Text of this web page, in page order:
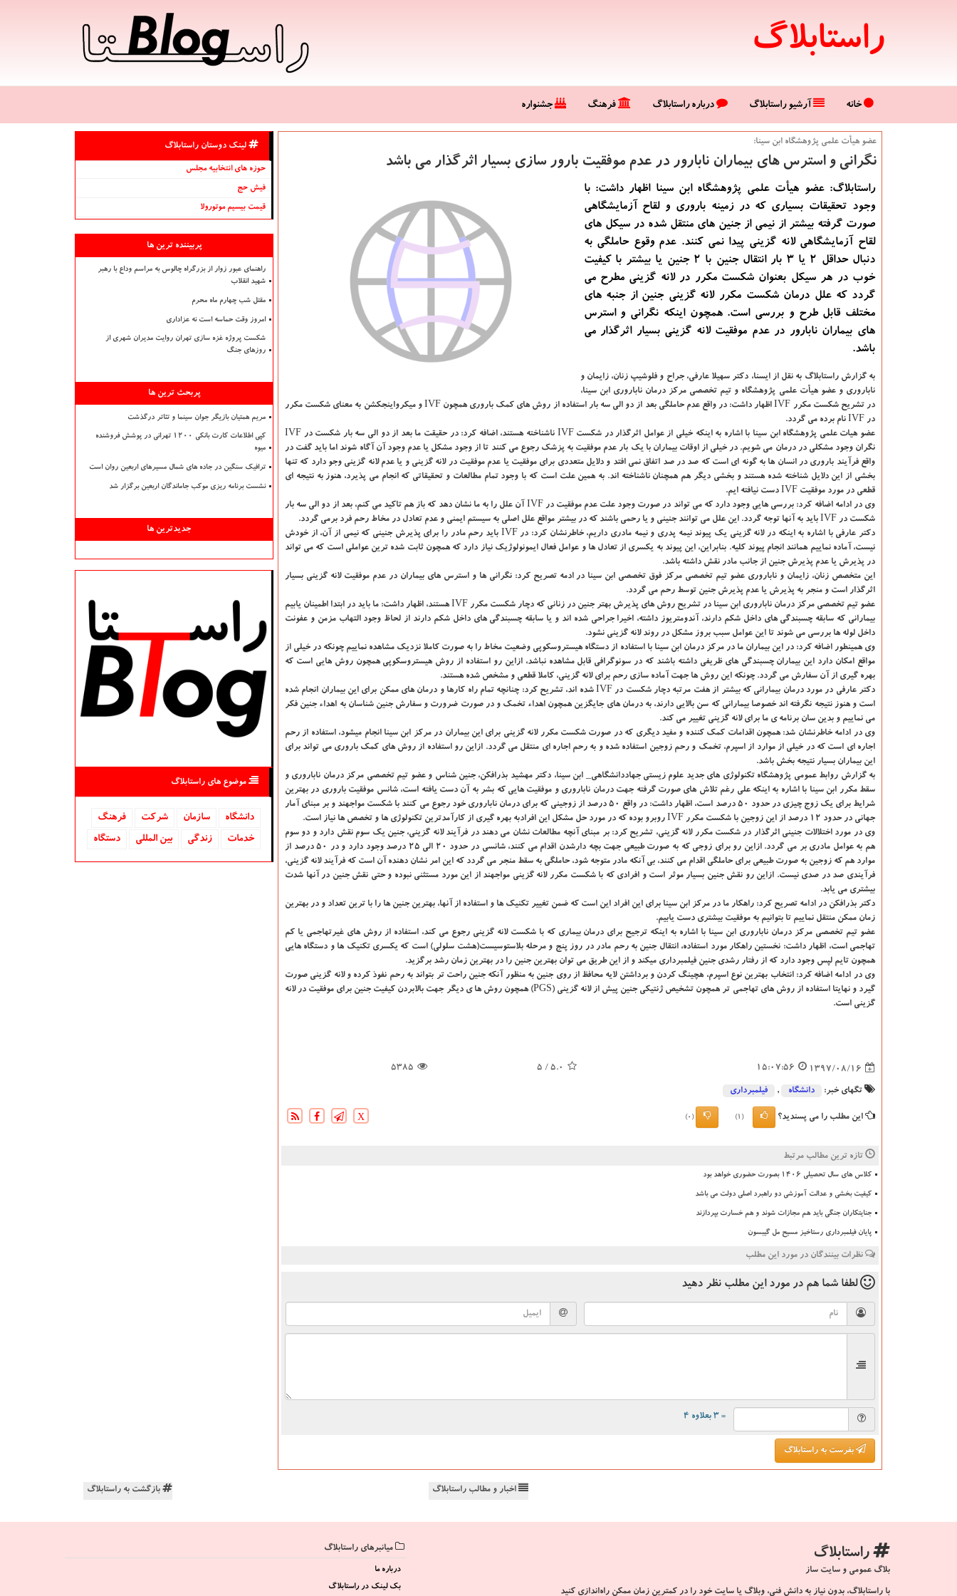
راستابلاگ
خانه آرشیو راستابلاگ درباره راستابلاگ فرهنگ جشنواره
عضو هیأت علمی پژوهشگاه ابن سینا:
نگرانی و استرس های بیماران نابارور در عدم موفقیت بارور سازی بسیار اثرگذار می باشد
راستابلاگ: عضو هیأت علمی پژوهشگاه ابن سینا اظهار داشت: با
وجود تحقیقات بسیاری كه در زمینه باروری و لقاح آزمایشگاهی
صورت گرفته بیشتر از نیمی از جنین های منتقل شده در سیكل های
لقاح آزمایشگاهی لانه گزینی پیدا نمی كنند. عدم وقوع حاملگی به
دنبال حداقل ۲ یا ۳ بار انتقال جنین با ۲ جنین یا بیشتر با كیفیت
خوب در هر سیكل بعنوان شكست مكرر در لانه گزینی مطرح می
گردد كه علل درمان شكست مكرر لانه گزینی جنین از جنبه های
مختلف قابل طرح و بررسی است. همچون اینكه نگرانی و استرس
های بیماران نابارور در عدم موفقیت لانه گزینی بسیار اثرگذار می
باشد.
به گزارش راستابلاگ به نقل از ایسنا، دكتر سهیلا عارفی، جراح و فلوشیپ زنان، زایمان و
ناباروری و عضو هیأت علمی پژوهشگاه و تیم تخصصی مركز درمان ناباروری ابن سینا،
در تشریح شكست مكرر IVF اظهار داشت: در واقع عدم حاملگی بعد از دو الی سه بار استفاده از روش های كمك باروری همچون IVF و میكرواینجكشن به معنای شكست مكرر
در IVF نام برده می گردد.
عضو هیات علمی پژوهشگاه ابن سینا با اشاره به اینكه خیلی از عوامل اثرگذار در شكست IVF ناشناخته هستند، اضافه كرد: در حقیقت ما بعد از دو الی سه بار شكست در IVF
نگران وجود مشكلی در درمان می شویم. در خیلی از اوقات بیماران با یك بار عدم موفقیت به پزشك رجوع می كنند تا از وجود مشكل یا عدم وجود آن آگاه شوند اما باید گفت در
واقع فرآیند باروری در انسان ها به گونه ای است كه صد در صد اتفاق نمی افتد و دلایل متعددی برای موفقیت یا عدم موفقیت در لانه گزینی و یا عدم لانه گزینی وجو دارد كه تنها
بخشی از این دلایل شناخته شده هستند و بخشی دیگر هم همچنان ناشناخته اند. به همین علت است كه با وجود تمام مطالعات و تحقیقاتی كه انجام می پذیرد، هنوز به نتیجه ای
قطعی در مورد موفقیت IVF دست نیافته ایم.
وی در ادامه اضافه كرد: بررسی هایی وجود دارد كه می تواند در صورت وجود علت عدم موفقیت در IVF آن علل را به ما نشان دهد كه باز هم تاكید می كنم، بعد از دو الی سه بار
شكست در IVF باید به آنها توجه گردد. این علل می توانند جنینی و یا رحمی باشند كه در بیشتر مواقع علل اصلی به سیستم ایمنی و عدم تعادل در مخاط رحم فرد برمی گردد.
دكتر عارفی با اشاره به اینكه در لانه گزینی یك پیوند نیمه پدری و نیمه مادری داریم، خاطرنشان كرد: در IVF باید رحم مادر را برای پذیرش جنینی كه نیمی از آن، از خودش
نیست، آماده نماییم همانند انجام پیوند كلیه. بنابراین، این پیوند به یكسری از تعادل ها و عوامل فعال ایمونولوژیك نیاز دارد كه همچون ثابت شده ترین عواملی است كه می تواند
در پذیرش یا عدم پذیرش جنین از جانب مادر نقش داشته باشد.
این متخصص زنان، زایمان و ناباروری عضو تیم تخصصی مركز فوق تخصصی ابن سینا در ادمه تصریح كرد: نگرانی ها و استرس های بیماران در عدم موفقیت لانه گزینی بسیار
اثرگذار است و منجر به پذیرش یا عدم پذیرش جنین توسط رحم می گردد.
عضو تیم تخصصی مركز درمان ناباروری ابن سینا در تشریح روش های پذیرش بهتر جنین در زنانی كه دچار شكست مكرر IVF هستند، اظهار داشت: ما باید در ابتدا اطمینان یابیم
بیمارانی كه سابقه چسبندگی های داخل شكم دارند، آندومتریوز داشته، اخیرا جراحی شده اند و یا سابقه چسبندگی های داخل شكم دارند از لحاظ وجود التهاب مزمن و عفونت
داخل لوله ها بررسی می شوند تا این عوامل سبب بروز مشكل در روند لانه گزینی نشود.
وی همینطور اضافه كرد: در این بیماران ما در مركز درمان ابن سینا با استفاده از دستگاه هیستروسكوپی وضعیت مخاط را به صورت كاملا نزدیك مشاهده نماییم چونكه در خیلی از
مواقع امكان دارد این بیماران چسبندگی های ظریفی داشته باشند كه در سونوگرافی قابل مشاهده نباشد، ازاین رو استفاده از روش هیستروسكوپی همچون روش هایی است كه
بهره گیری از آن سفارش می گردد. چونكه این روش ها جهت آماده سازی رحم برای لانه گزینی، كاملا قطعی و مشخص شده هستند.
دكتر عارفی در مورد درمان بیمارانی كه بیشتر از هفت مرتبه دچار شكست در IVF شده اند، تشریح كرد: چنانچه تمام راه كارها و درمان های ممكن برای این بیماران انجام شده
است و هنوز نتیجه نگرفته اند خصوصا بیمارانی كه سن بالایی دارند، به درمان های جایگزین همچون اهداء تخمك و در صورت ضرورت و سفارش جنین شناسان به اهداء جنین فكر
می نماییم و بدین سان برنامه ی ما برای لانه گزینی تغییر می كند.
وی در ادامه خاطرنشان شد: همچون اقدامات كمك كننده و مفید دیگری كه در صورت شكست مكرر لانه گزینی برای این بیماران در مركز ابن سینا انجام می­شود، استفاده از رحم
اجاره ای است كه در خیلی از موارد از اسپرم، تخمك و رحم زوجین استفاده شده و به رحم اجاره ای منتقل می گردد. ازاین رو استفاده از روش های كمك باروری می تواند برای
این بیماران بسیار نتیجه بخش باشد.
به گزارش روابط عمومی پژوهشگاه تكنولوژی های جدید علوم زیستی جهاددانشگاهی_ ابن سینا، دكتر مهشید بذرافكن، جنین شناس و عضو تیم تخصصی مركز درمان ناباروری و
سقط مكرر ابن سینا با اشاره به اینكه علی رغم تلاش های صورت گرفته جهت درمان ناباروری و موفقیت هایی كه بشر به آن دست یافته است، شانس موفقیت باروری در بهترین
شرایط برای یك زوج چیزی در حدود 50 درصد است، اظهار داشت: در واقع 50 درصد از زوجینی كه برای درمان ناباروری خود رجوع می كنند با شكست مواجهند و بر مبنای آمار
جهانی در حدود 12 درصد از این زوجین با شكست مكرر IVF روبرو بوده كه در مورد حل مشكل این افرادبه بهره گیری از كارآمدترین تكنولوژی ها و تخصص ها نیاز است.
وی در مورد اختلالات جنینی اثرگذار در شكست مكرر لانه گزینی، تشریح كرد: بر مبنای آنچه مطالعات نشان می دهند در فرآیند لانه گزینی، جنین یك سوم نقش دارد و دو سوم
هم به عوامل مادری بر می گردد. ازاین رو برای زوجی كه به صورت طبیعی جهت بچه دارشدن اقدام می كنند، شانسی در حدود 20 الی 25 درصد وجود دارد و در 50 درصد از
موارد هم كه زوجین به صورت طبیعی برای حاملگی اقدام می كنند، بی آنكه مادر متوجه شود، حاملگی به سقط منجر می گردد كه این امر نشان دهنده آن است كه فرآیند لانه گزینی،
فرآیندی صد در صدی نیست. ازاین رو نقش جنین بسیار موثر است و افرادی كه با شكست مكرر لانه گزینی مواجهند از این مورد مستثنی نبوده و حتی نقش جنین در آنها شدت
بیشتری می یابد.
دكتر بذرافكن در ادامه تصریح كرد: راهكار ما در مركز ابن سینا برای این افراد این است كه ضمن تغییر تكنیك ها و استفاده از آنها، بهترین جنین ها را با ترین تعداد و در بهترین
زمان ممكن منتقل نماییم تا بتوانیم به موفقیت بیشتری دست یابیم.
عضو تیم تخصصی مركز درمان ناباروری ابن سینا با اشاره به اینكه ترجیح برای درمان بیماری كه با شكست لانه گزینی رجوع می كند، استفاده از روش های غیرتهاجمی یا كم
تهاجمی است، اظهار داشت: نخستین راهكار مورد استفاده، انتقال جنین به رحم مادر در روز پنج و مرحله بلاستوسیست(هشت سلولی) است كه یكسری تكنیك ها و دستگاه هایی
همچون تایم لپس وجود دارد كه از رفتار رشدی جنین فیلمبرداری می­كند و از این طریق می توان بهترین جنین را در بهترین زمان رشد برگزید.
وی در ادامه اضافه كرد: انتخاب بهترین نوع اسپرم، هچینگ كردن و برداشتن لایه محافظ از روی جنین به منظور آنكه جنین راحت تر بتواند به رحم نفوذ كرده و لانه گزینی صورت
گیرد و نهایتا استفاده از روش های تهاجمی تر همچون تشخیص ژنتیكی جنین پیش از لانه گزینی (PGS) همچون روش ها ی دیگر جهت بالابردن كیفیت جنین برای موفقیت در لانه
گزینی است.
1397/08/16
15:07:56
5.0
/ 5
5385
تگهای خبر: دانشگاه‌ , فیلمبرداری
این مطلب را می پسندید؟ (1)
(0)
X
تازه ترین مطالب مرتبط
کلاس های سال تحصیلی ۱۴۰۶ بصورت حضوری خواهد بود
کیفیت بخشی و عدالت آموزشی دو راهبرد اصلی دولت می باشد
جنایتکاران جنگی باید هم مجازات شوند و هم خسارت بپردازند
پایان فیلمبرداری رستاخیز مسیح مل گیبسون
نظرات بینندگان در مورد این مطلب
لطفا شما هم در مورد این مطلب نظر دهید
= ۳ بعلاوه ۴
بفرست به راستابلاگ
لینک دوستان راستابلاگ
حوزه های انتخابیه مجلس
فیش حج
قیمت بیسیم موتورولا
پربیننده ترین ها
راهنمای عبور زوار از بزرگراه چالوس به مراسم وداع با رهبر
شهید انقلاب
مقتل شب چهارم ماه محرم
امروز وقت حماسه است نه عزاداری
شکست پروژه غزه سازی تهران روایت مدیران شهری از
روزهای جنگ
پربحث ترین ها
مریم همتیان بازیگر جوان سینما و تئاتر درگذشت
کپی اطلاعات کارت بانکی ۱۲۰۰ تهرانی در پوشش فروشنده
میوه
ترافیک سنگین در جاده های شمال مسیرهای اربعین روان است
نشست برنامه ریزی موکب جاماندگان اربعین برگزار شد
جدیدترین ها
موضوع های راستابلاگ
دانشگاه‌ سازمان شركت
فرهنگ
خدمات
زندگی بین المللی دستگاه
اخبار و مطالب راستابلاگ بازگشت به راستابلاگ
راستابلاگ
بلاگ عمومی و سایت ساز
با راستابلاگ، بدون نیاز به دانش فنی، وبلاگ یا سایت خود را در کمترین زمان ممکن راه‌اندازی کنید
میانبرهای راستابلاگ
درباره ما
بک لینک در راستابلاگ